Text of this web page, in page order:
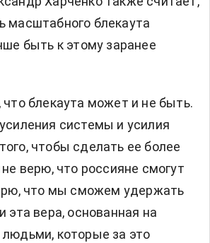
масштабного блекаута
быть к этому заранее
блекаута может и не быть.
системы и усилия
чтобы сделать ее более
верю, что россияне смогут
что мы сможем удержать
эта вера, основанная на
которые за это